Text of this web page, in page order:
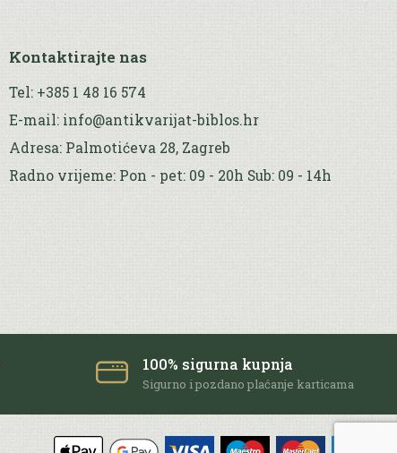
Kontaktirajte nas
Tel: +385 1 48 16 574
E-mail: info@antikvarijat-biblos.hr
Adresa: Palmotićeva 28, Zagreb
Radno vrijeme: Pon - pet: 09 - 20h Sub: 09 - 14h
100% sigurna kupnja
Sigurno i pozdano plaćanje karticama